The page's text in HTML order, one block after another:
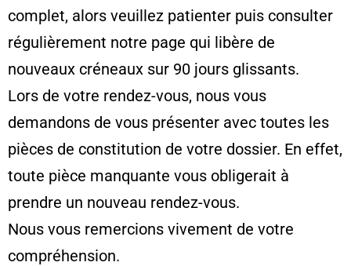
complet, alors veuillez patienter puis consulter
régulièrement notre page qui libère de
nouveaux créneaux sur 90 jours glissants.
Lors de votre rendez-vous, nous vous
demandons de vous présenter avec toutes les
pièces de constitution de votre dossier. En effet,
toute pièce manquante vous obligerait à
prendre un nouveau rendez-vous.
Nous vous remercions vivement de votre
compréhension.